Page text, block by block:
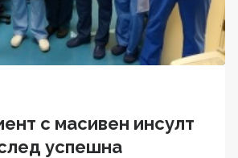
с масивен инсулт
успешна